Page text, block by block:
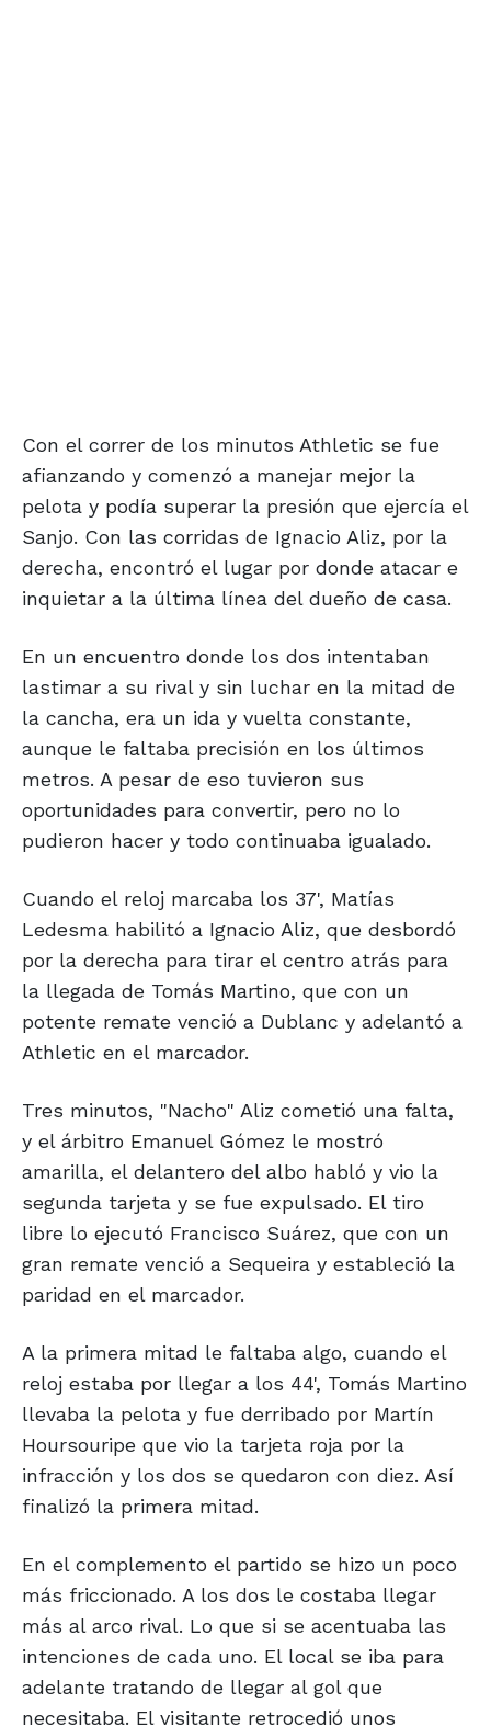
Con el correr de los minutos Athletic se fue
afianzando y comenzó a manejar mejor la
pelota y podía superar la presión que ejercía el
Sanjo. Con las corridas de Ignacio Aliz, por la
derecha, encontró el lugar por donde atacar e
inquietar a la última línea del dueño de casa.
En un encuentro donde los dos intentaban
lastimar a su rival y sin luchar en la mitad de
la cancha, era un ida y vuelta constante,
aunque le faltaba precisión en los últimos
metros. A pesar de eso tuvieron sus
oportunidades para convertir, pero no lo
pudieron hacer y todo continuaba igualado.
Cuando el reloj marcaba los 37', Matías
Ledesma habilitó a Ignacio Aliz, que desbordó
por la derecha para tirar el centro atrás para
la llegada de Tomás Martino, que con un
potente remate venció a Dublanc y adelantó a
Athletic en el marcador.
Tres minutos, "Nacho" Aliz cometió una falta,
y el árbitro Emanuel Gómez le mostró
amarilla, el delantero del albo habló y vio la
segunda tarjeta y se fue expulsado. El tiro
libre lo ejecutó Francisco Suárez, que con un
gran remate venció a Sequeira y estableció la
paridad en el marcador.
A la primera mitad le faltaba algo, cuando el
reloj estaba por llegar a los 44', Tomás Martino
llevaba la pelota y fue derribado por Martín
Hoursouripe que vio la tarjeta roja por la
infracción y los dos se quedaron con diez. Así
finalizó la primera mitad.
En el complemento el partido se hizo un poco
más friccionado. A los dos le costaba llegar
más al arco rival. Lo que si se acentuaba las
intenciones de cada uno. El local se iba para
adelante tratando de llegar al gol que
necesitaba. El visitante retrocedió unos